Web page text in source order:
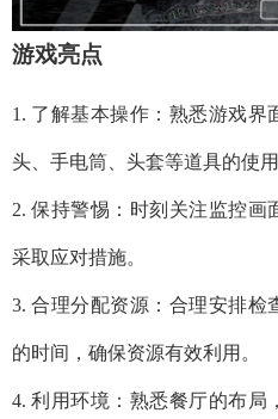
游戏亮点
1. 了解基本操作：熟悉游戏界
头、手电筒、头套等道具的使用
2. 保持警惕：时刻关注监控
采取应对措施。
3. 合理分配资源：合理安排检
的时间，确保资源有效利用。
4. 利用环境：熟悉餐厅的布局